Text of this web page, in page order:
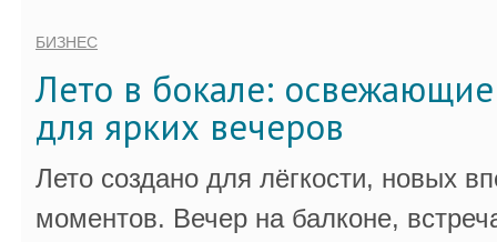
БИЗНЕС
Лето в бокале:
для ярких вечеров
Лето создано для лёгкости, новых
моментов. Вечер на балконе,